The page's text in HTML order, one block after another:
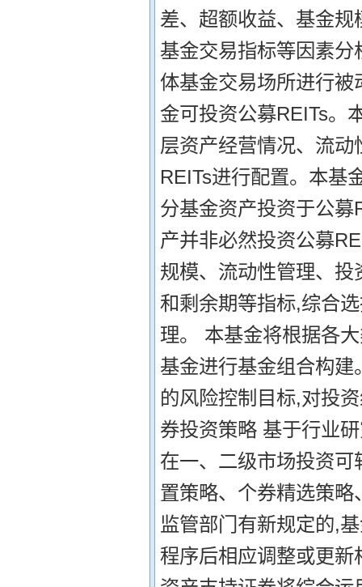
差、超额收益、基金
基金交易指标等因素
体基金交易场所进行
金可投资公募REITs。
层资产经营情况、流
REITs进行配置。本基
分基金资产投资于公募
产并非必然投资公募
规模、流动性管理、
和剩余期等指标,综合
理。 本基金将根据各
基金进行基金组合构
的风险控制目标,对投
券投资策略 基于行业
在一、二级市场投资
置策略、个券精选策
监管部门有新规定的,
程序后相应调整或更